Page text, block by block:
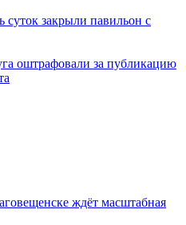
суток закрыли павильон с
оштрафовали за публикацию
ждёт масштабная